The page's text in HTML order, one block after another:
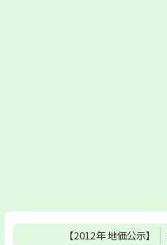
【2012年 地価公示】